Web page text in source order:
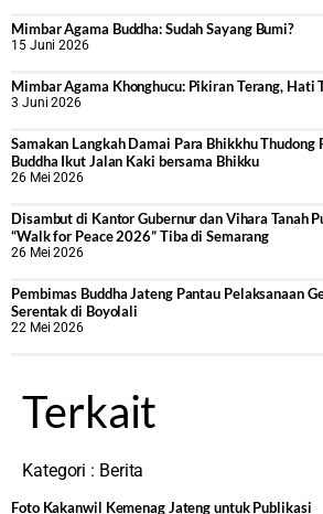
Mimbar Agama Buddha: Sudah Sayang Bumi?
15 Juni 2026
Mimbar Agama Khonghucu: Pikiran Terang, Hati
3 Juni 2026
Samakan Langkah Damai Para Bhikkhu
Buddha Ikut Jalan Kaki bersama Bhikku
26 Mei 2026
Disambut di Kantor Gubernur dan Vihara Tanah
“Walk for Peace 2026” Tiba di Semarang
26 Mei 2026
‎Pembimas Buddha Jateng Pantau Pelaksanaan
Serentak di Boyolali
22 Mei 2026
Terkait
Kategori : Berita
Foto Kakanwil Kemenag Jateng untuk Publikasi